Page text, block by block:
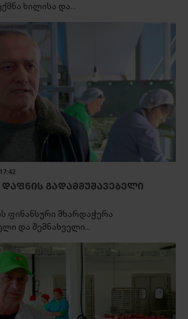
ხილისა და...
ᲓᲐᲤᲜᲘᲡ ᲒᲐᲓᲐᲛᲛᲣᲨᲐᲕᲔᲑᲔᲚᲘ
ფინანსური მხარდაჭერა
და შემნახველი...